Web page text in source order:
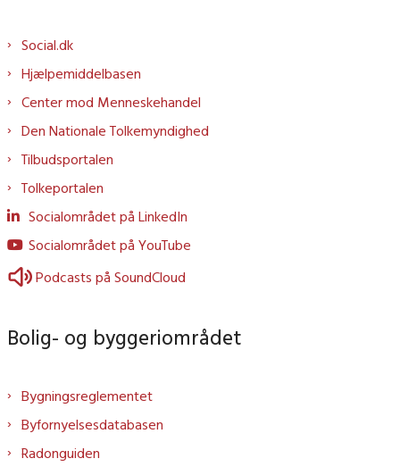
Social.dk
Hjælpemiddelbasen
Center mod Menneskehandel
Den Nationale Tolkemyndighed
Tilbudsportalen
Tolkeportalen
Socialområdet på LinkedIn
Socialområdet på YouTube
Podcasts på SoundCloud
Bolig- og byggeriområdet
Bygningsreglementet
Byfornyelsesdatabasen
Radonguiden